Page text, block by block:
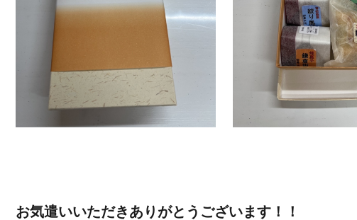
お気遣いいただきありがとうございます！！